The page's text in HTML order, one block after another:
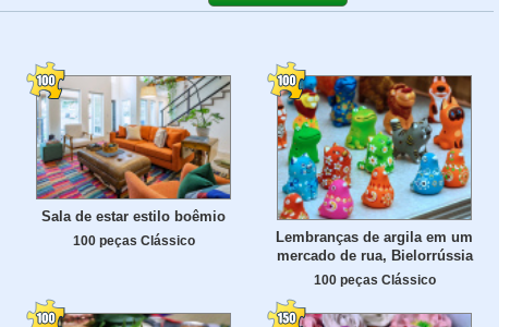
Sala de estar estilo boêmio
100 peças Clássico
Lembranças de argila em um
mercado de rua, Bielorrússia
100 peças Clássico